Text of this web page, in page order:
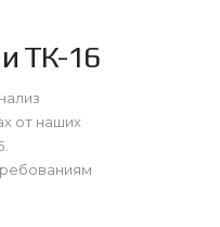
ТК-16
от наших